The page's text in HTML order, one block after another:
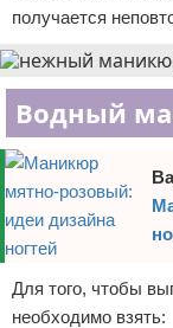
получается
Водный
Для того, чтобы
необходимо взять: